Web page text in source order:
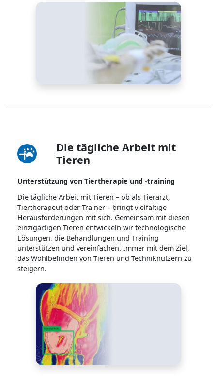
Die tägliche Arbeit mit
Tieren
Unterstützung von Tiertherapie und -training
Die tägliche Arbeit mit Tieren – ob als Tierarzt,
Tiertherapeut oder Trainer – bringt vielfältige
Herausforderungen mit sich. Gemeinsam mit diesen
einzigartigen Tieren entwickeln wir technologische
Lösungen, die Behandlungen und Training
unterstützen und vereinfachen. Immer mit dem Ziel,
das Wohlbefinden von Tieren und Techniknutzern zu
steigern.